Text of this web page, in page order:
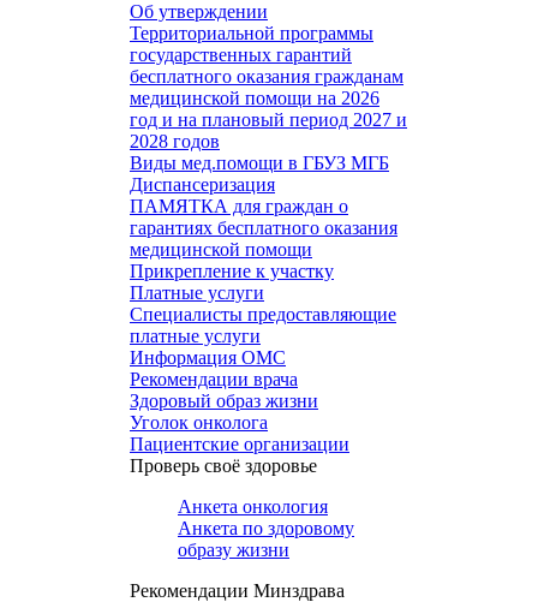
Об утверждении
Территориальной программы
государственных гарантий
бесплатного оказания гражданам
медицинской помощи на 2026
год и на плановый период 2027 и
2028 годов
Виды мед.помощи в ГБУЗ МГБ
Диспансеризация
ПАМЯТКА для граждан о
гарантиях бесплатного оказания
медицинской помощи
Прикрепление к участку
Платные услуги
Специалисты предоставляющие
платные услуги
Информация ОМС
Рекомендации врача
Здоровый образ жизни
Уголок онколога
Пациентские организации
Проверь своё здоровье
Анкета онкология
Анкета по здоровому
образу жизни
Рекомендации Минздрава